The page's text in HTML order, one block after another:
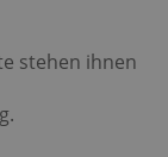
stehen ihnen